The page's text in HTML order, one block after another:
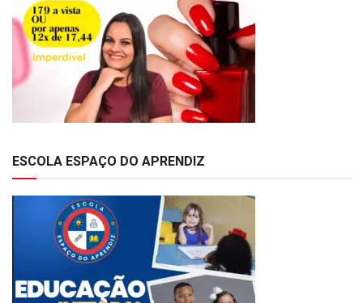
ESCOLA ESPAÇO DO APRENDIZ